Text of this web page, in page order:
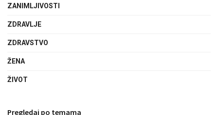
ZANIMLJIVOSTI
ZDRAVLJE
ZDRAVSTVO
ŽENA
ŽIVOT
Pregledaj po temama